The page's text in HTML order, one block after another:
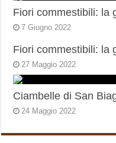
Fiori commestibili: la
7 Giugno 2022
Fiori commestibili: la
27 Maggio 2022
Ciambelle di San
24 Maggio 2022